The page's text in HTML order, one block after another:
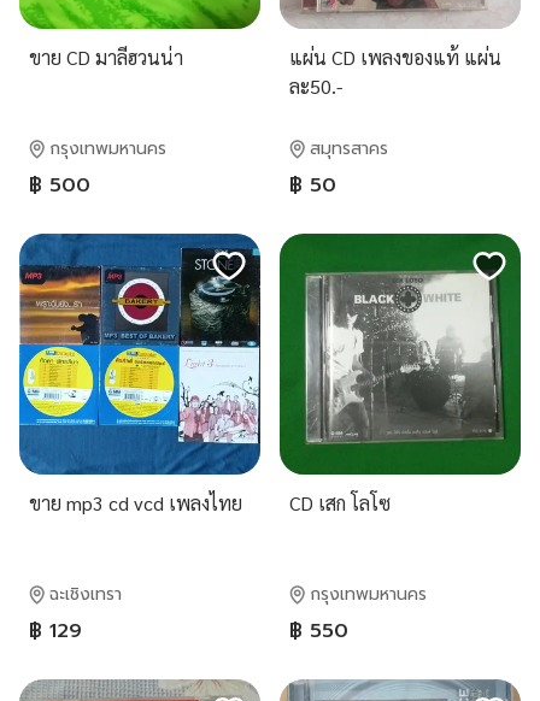
ขาย CD มาลีฮวนน่า
กรุงเทพมหานคร
฿ 500
แผ่น CD เพลงของแท้ แผ่น
ละ50.-
สมุทรสาคร
฿ 50
ขาย mp3 cd vcd เพลงไทย
ฉะเชิงเทรา
฿ 129
CD เสก โลโซ
กรุงเทพมหานคร
฿ 550